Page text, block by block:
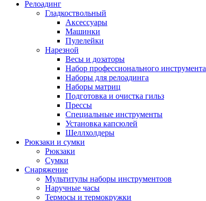
Релоадинг
Гладкоствольный
Аксессуары
Машинки
Пулелейки
Нарезной
Весы и дозаторы
Набор профессионального инструмента
Наборы для релоадинга
Наборы матриц
Подготовка и очистка гильз
Прессы
Специальные инструменты
Установка капсюлей
Шеллхолдеры
Рюкзаки и сумки
Рюкзаки
Сумки
Снаряжение
Мультитулы наборы инструментоов
Наручные часы
Термосы и термокружки